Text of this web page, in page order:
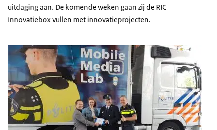
uitdaging aan. De komende weken gaan zij de RIC
Innovatiebox vullen met innovatieprojecten.